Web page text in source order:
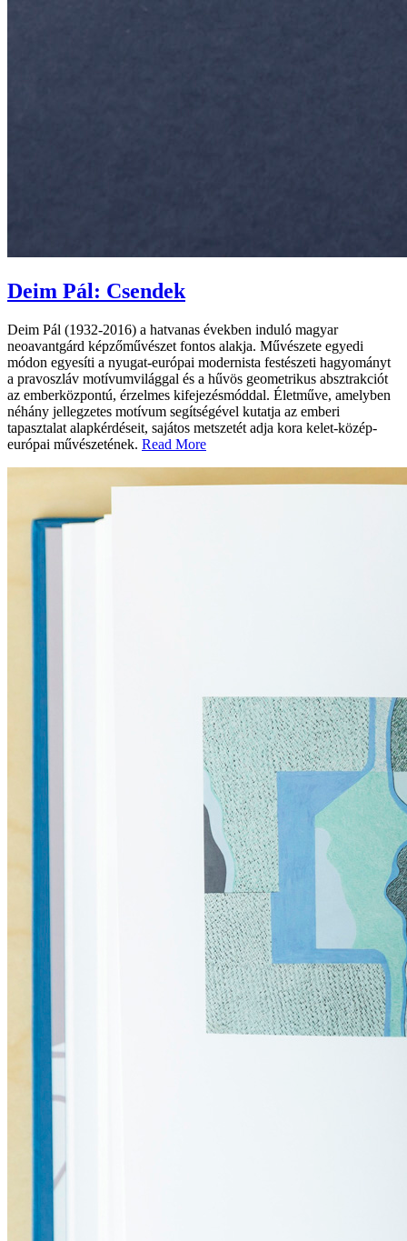
Deim Pál: Csendek
Deim Pál (1932-2016) a hatvanas években induló magyar
neoavantgárd képzőművészet fontos alakja. Művészete egyedi
módon egyesíti a nyugat-európai modernista festészeti hagyományt
a pravoszláv motívumvilággal és a hűvös geometrikus absztrakciót
az emberközpontú, érzelmes kifejezésmóddal. Életműve, amelyben
néhány jellegzetes motívum segítségével kutatja az emberi
tapasztalat alapkérdéseit, sajátos metszetét adja kora kelet-közép-
európai művészetének. Read More